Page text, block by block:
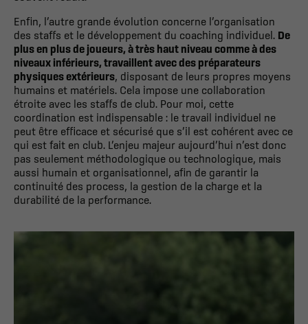
Enfin, l’autre grande évolution concerne l’organisation
des staffs et le développement du coaching individuel. De
plus en plus de joueurs, à très haut niveau comme à des
niveaux inférieurs, travaillent avec des préparateurs
physiques extérieurs, disposant de leurs propres moyens
humains et matériels. Cela impose une collaboration
étroite avec les staffs de club. Pour moi, cette
coordination est indispensable : le travail individuel ne
peut être efficace et sécurisé que s’il est cohérent avec ce
qui est fait en club. L’enjeu majeur aujourd’hui n’est donc
pas seulement méthodologique ou technologique, mais
aussi humain et organisationnel, afin de garantir la
continuité des process, la gestion de la charge et la
durabilité de la performance.